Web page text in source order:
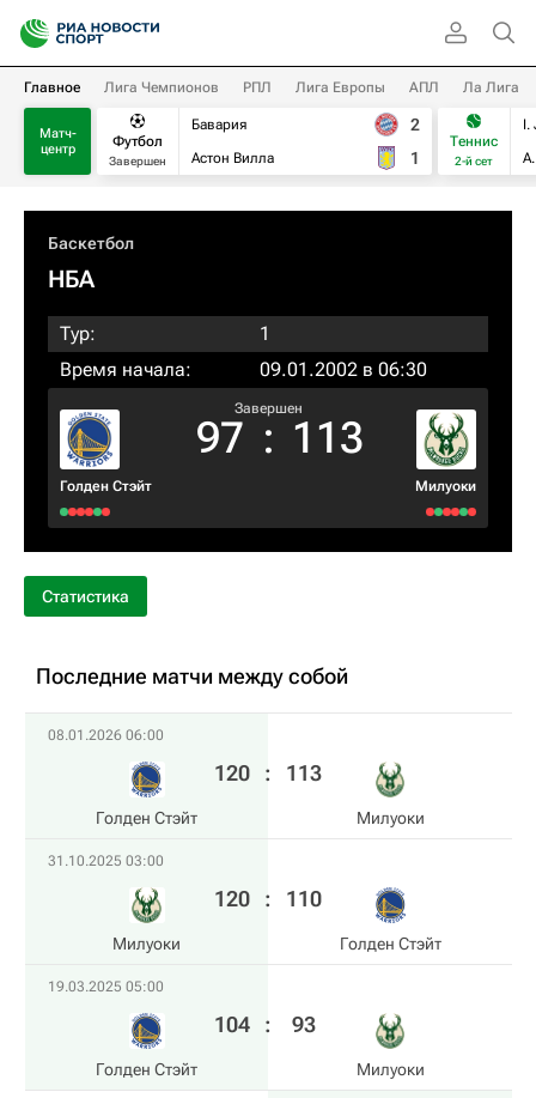
Главное Лига Чемпионов РПЛ Лига Европы АПЛ Ла Лига
Матч-
центр
Футбол
Завершен
Бавария
Астон Вилла
2
1
Теннис
2-й сет
I.
Баскетбол
НБА
Тур:
1
Время начала:
09.01.2002 в 06:30
Голден Стэйт
Завершен
97 : 113
Милуоки
Статистика
Последние матчи между собой
08.01.2026 06:00
Голден Стэйт
120 : 113
Милуоки
31.10.2025 03:00
Милуоки
120 : 110
Голден Стэйт
19.03.2025 05:00
Голден Стэйт
104 : 93
Милуоки